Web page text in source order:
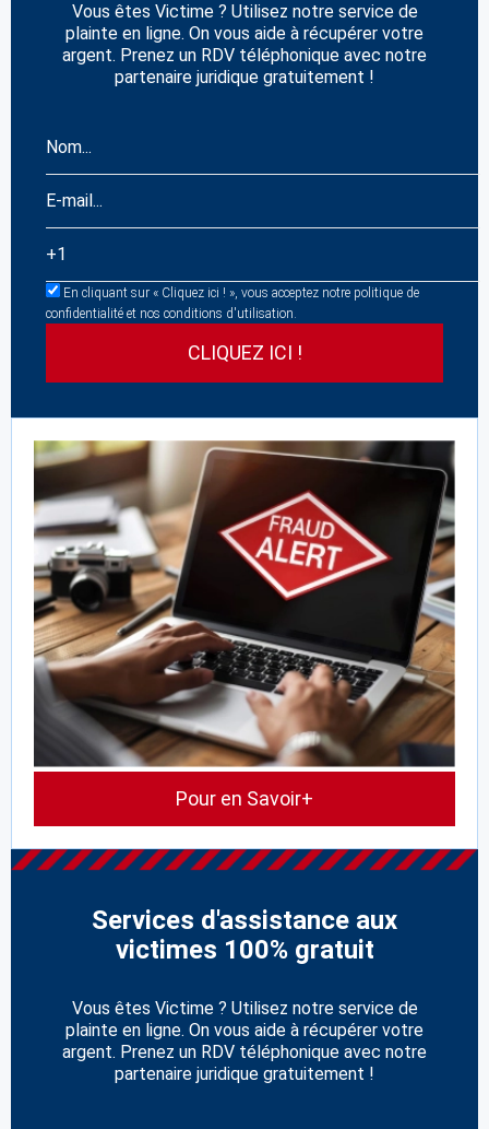
Vous êtes Victime ? Utilisez notre service de
plainte en ligne. On vous aide à récupérer votre
argent. Prenez un RDV téléphonique avec notre
partenaire juridique gratuitement !
En cliquant sur « Cliquez ici ! », vous acceptez notre politique de
confidentialité et nos conditions d'utilisation.
Pour en Savoir+
Services d'assistance aux
victimes 100% gratuit
Vous êtes Victime ? Utilisez notre service de
plainte en ligne. On vous aide à récupérer votre
argent. Prenez un RDV téléphonique avec notre
partenaire juridique gratuitement !